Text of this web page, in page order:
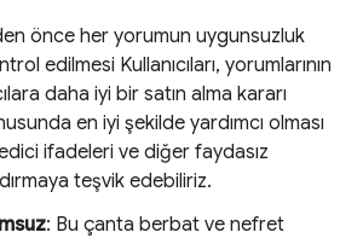
önce her yorumun uygunsuzluk
edilmesi Kullanıcıları, yorumlarının
daha iyi bir satın alma kararı
en iyi şekilde yardımcı olması
ifadeleri ve diğer faydasız
teşvik edebiliriz.
: Bu çanta berbat ve nefret